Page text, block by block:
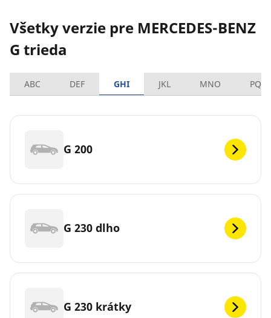
Všetky verzie pre MERCEDES-BENZ
G trieda
ABC DEF GHI JKL MNO PQRS
G 200
G 230 dlho
G 230 krátky